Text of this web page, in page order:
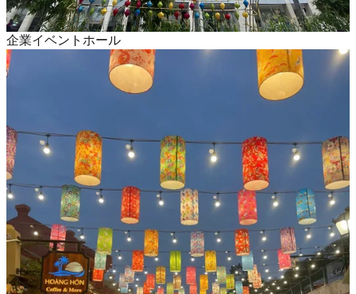
企業イベントホール